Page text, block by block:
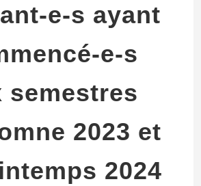
e-s ayant
e-s
semestres
2023 et
2024